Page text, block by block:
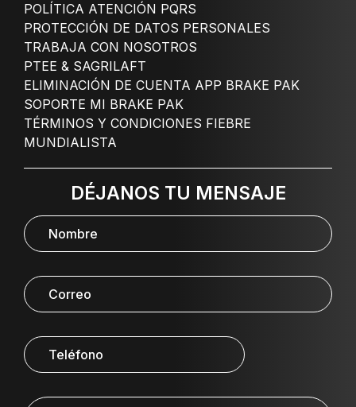
POLÍTICA ATENCIÓN PQRS
PROTECCIÓN DE DATOS PERSONALES
TRABAJA CON NOSOTROS
PTEE & SAGRILAFT
ELIMINACIÓN DE CUENTA APP BRAKE PAK
SOPORTE MI BRAKE PAK
TÉRMINOS Y CONDICIONES FIEBRE
MUNDIALISTA
DÉJANOS TU MENSAJE